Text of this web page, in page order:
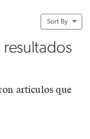
Sort By
artículos que